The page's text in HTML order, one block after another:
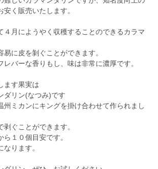
く販売いたします。
月にようやく収穫することのできるカラマ
に皮を剝ぐことができます。
バーな香りもし、味は非常に濃厚です。
す果実は
ダリン(なつみ)です
州ミカンにキングを掛け合わせて作られまし
ぐことができます。
ら１０個目安です。
ります。